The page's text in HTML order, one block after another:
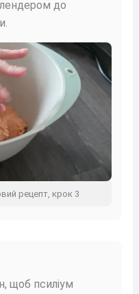
до
рецепт, крок 3
щоб псиліум